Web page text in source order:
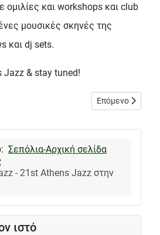
ιστό
ομιλίες και workshops και club
μουσικές σκηνές της
και dj sets.
Jazz & stay tuned!
του Πάσχα στο πάρκο «Αντώνης
Επόμενο άρθρο:
Επόμενο
Σεπόλια-Αρχική σελίδα
- 21st Athens Jazz στην